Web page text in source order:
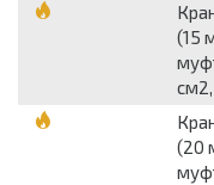
(15
см2,
(20